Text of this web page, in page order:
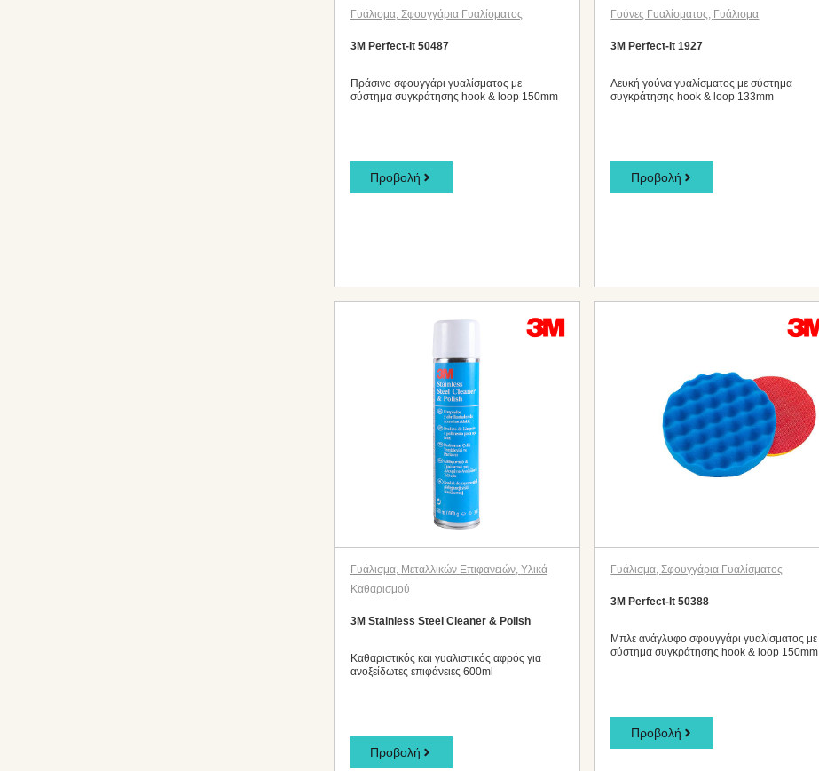
Γυάλισμα, Σφουγγάρια Γυαλίσματος
3M Perfect-It 50487
Πράσινο σφουγγάρι γυαλίσματος με
σύστημα συγκράτησης hook & loop 150mm
Προβολή
Γούνες Γυαλίσματος Γυάλισμα
3M Perfect-It 1927
Λευκή γούνα γυαλίσματος με σύστημα
συγκράτησης hook & loop 133mm
Προβολή
Γυάλισμα, Μεταλλικών Επιφανειών, Υλικά
Καθαρισμού
3M Stainless Steel Cleaner & Polish
Καθαριστικός και γυαλιστικός αφρός για
ανοξείδωτες επιφάνειες 600ml
Προβολή
Γυάλισμα ,Σφουγγάρια Γυαλίσματος
3M Perfect-It 50388
Μπλε ανάγλυφο σφουγγάρι γυαλίσματος με
σύστημα συγκράτησης hook & loop 150mm
Προβολή